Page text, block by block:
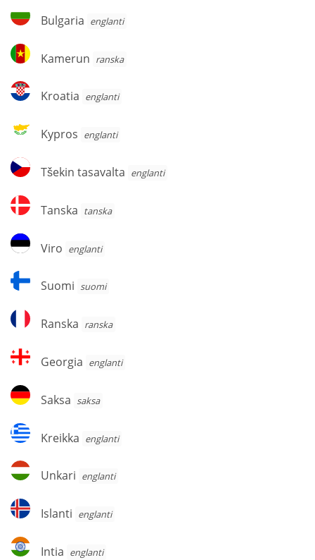
Bulgaria
Bulgaria englanti
Kamerun
Kamerun ranska
Kroatia
Kroatia englanti
Kypros
Kypros englanti
Tšekin
tasavalta
Tšekin tasavalta englanti
Tanska
Tanska tanska
Viro
Viro englanti
Suomi
Suomi suomi
Ranska
Ranska ranska
Georgia
Georgia englanti
Saksa
Saksa saksa
Kreikka
Kreikka englanti
Unkari
Unkari englanti
Islanti
Islanti englanti
Intia
Intia englanti